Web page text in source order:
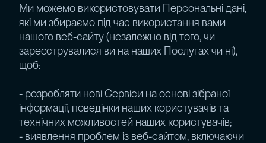
Ми можемо використовувати Персональні дані,
які ми збираємо під час використання вами
нашого веб-сайту (незалежно від того, чи
зареєструвалися ви на наших Послугах чи ні),
щоб:
- розробляти нові Сервіси на основі зібраної
інформації, поведінки наших користувачів та
технічних можливостей наших користувачів;
- виявлення проблем із веб-сайтом, включаючи